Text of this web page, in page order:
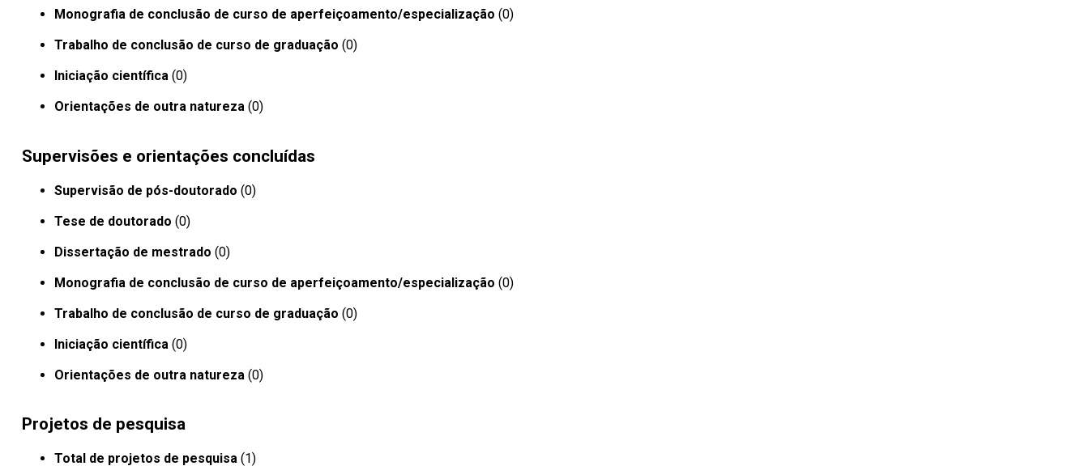
Monografia de conclusão de curso de aperfeiçoamento/especialização (0)
Trabalho de conclusão de curso de graduação (0)
Iniciação científica(0)
Orientações de outra natureza(0)
Supervisões e orientações concluídas
Supervisão de pós-doutorado (0)
Tese de doutorado (0)
Dissertação de mestrado (0)
Monografia de conclusão de curso de aperfeiçoamento/especialização (0)
Trabalho de conclusão de curso de graduação (0)
Iniciação científica (0)
Orientações de outra natureza (0)
Projetos de pesquisa
Total de projetos de pesquisa(1)